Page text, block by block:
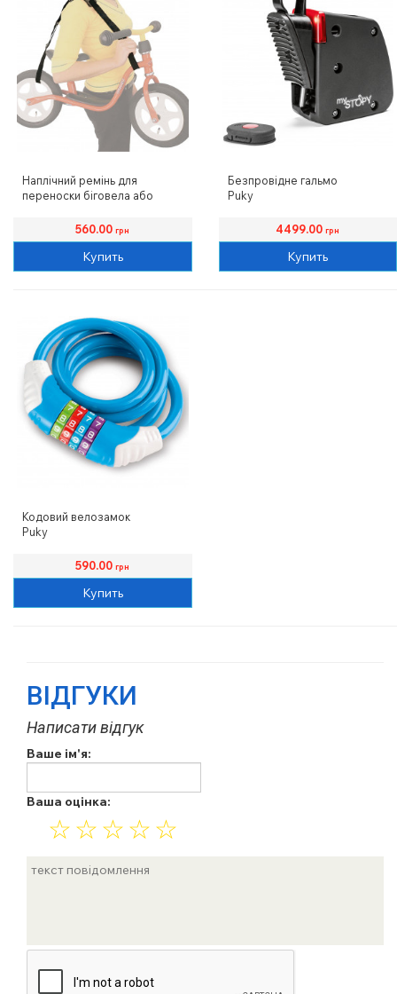
Наплічний ремінь для
переноски біговела або
560.00грн
Купить
Безпровідне гальмо
Puky
4499.00грн
Купить
Кодовий велозамок
Puky
590.00грн
Купить
ВІДГУКИ
Написати відгук
Ваше ім'я:
Ваша оцінка:
☆
☆
☆
☆
☆